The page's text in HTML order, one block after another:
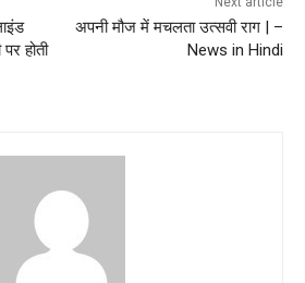
होती
अपनी मौज में मचलता उत्सवी राग | –
News in Hindi